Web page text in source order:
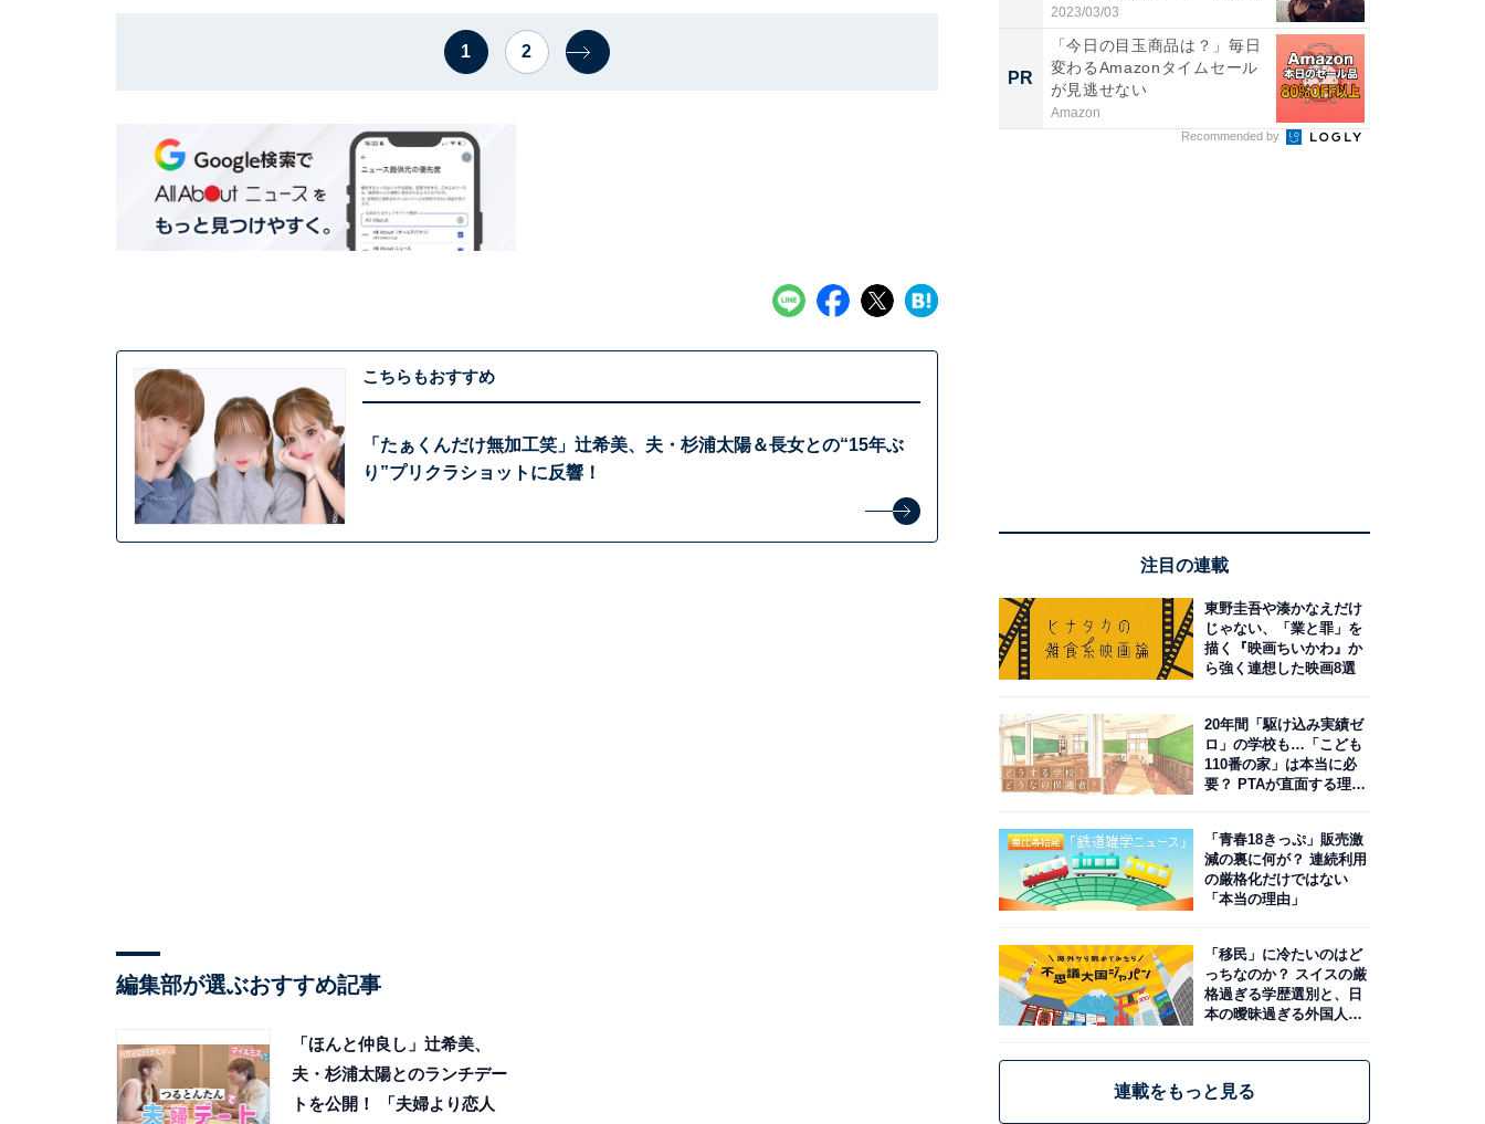
1 2
こちらもおすすめ
「たぁくんだけ無加工笑」辻希美、夫・杉浦太陽＆長女との“15年ぶ
り”プリクラショットに反響！
編集部が選ぶおすすめ記事
「ほんと仲良し」辻希美、
夫・杉浦太陽とのランチデー
トを公開！ 「夫婦より恋人
情...
2023/03/03
PR
「今日の目玉商品は？」毎日
変わるAmazonタイムセール
が見逃せない
Amazon
Recommended by
注目の連載
東野圭吾や湊かなえだけ
じゃない、「業と罪」を
描く『映画ちいかわ』か
ら強く連想した映画8選
20年間「駆け込み実績ゼ
ロ」の学校も…「こども
110番の家」は本当に必
要？ PTAが直面する理想
「青春18きっぷ」販売激
減の裏に何が？ 連続利用
の厳格化だけではない
「本当の理由」
「移民」に冷たいのはど
っちなのか？ スイスの厳
格過ぎる学歴選別と、日
本の曖昧過ぎる外国人政
連載をもっと見る